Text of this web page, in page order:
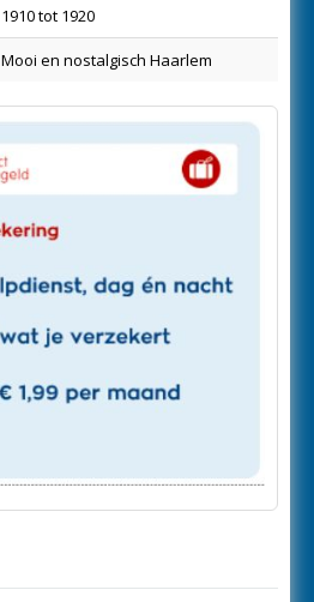
1910 tot 1920
Mooi en nostalgisch Haarlem